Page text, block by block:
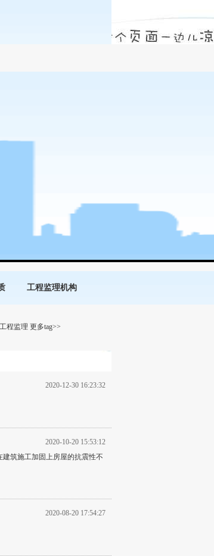
工程监理机构
程监理 更多tag>>
2020-12-30 16:23:32
2020-10-20 15:53:12
筑施工加固上房屋的抗震性不
2020-08-20 17:54:27